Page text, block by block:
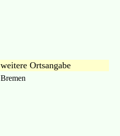
weitere Ortsangabe
Bremen